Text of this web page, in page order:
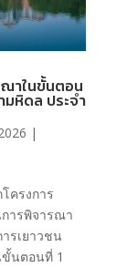
าในขั้นตอน
มหิดล ประจำ
|
ครงการ
การพิจารณา
รเยาวชน
ขั้นตอนที่ 1